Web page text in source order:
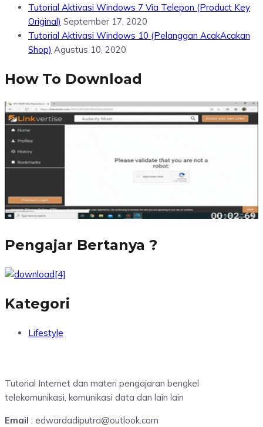
Tutorial Aktivasi Windows 7 Via Telepon (Product Key
Original) September 17, 2020
Tutorial Aktivasi Windows 10 (Pelanggan AcakAcakan
Shop) Agustus 10, 2020
How To Download
Pengajar Bertanya ?
Kategori
Lifestyle
Tutorial Internet dan materi pengajaran bengkel
telekomunikasi, komunikasi data dan lain lain
Email : edwardadiputra@outlook.com